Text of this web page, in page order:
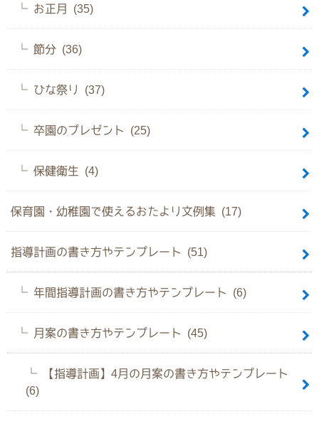
お正月 (35)
節分 (36)
ひな祭り (37)
卒園のプレゼント (25)
保健衛生 (4)
保育園・幼稚園で使えるおたより文例集 (17)
指導計画の書き方やテンプレート (51)
年間指導計画の書き方やテンプレート (6)
月案の書き方やテンプレート (45)
【指導計画】4月の月案の書き方やテンプレート
(6)